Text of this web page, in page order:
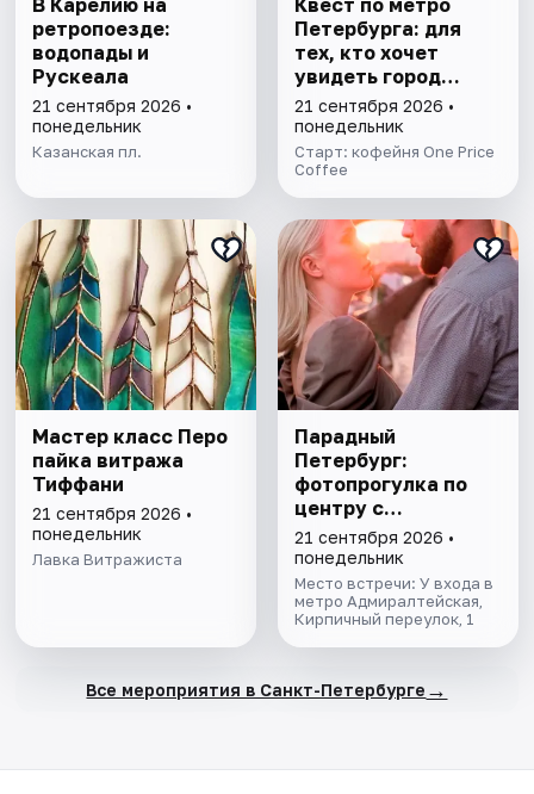
В Карелию на
ретропоезде:
водопады и
Рускеала
21 сентября 2026 •
понедельник
Казанская пл.
Квест по метро
Петербурга: для
тех, кто хочет
увидеть город
иначе
21 сентября 2026 •
понедельник
Старт: кофейня One Price
Coffee
Мастер класс Перо
пайка витража
Тиффани
21 сентября 2026 •
понедельник
Лавка Витражиста
Парадный
Петербург:
фотопрогулка по
центру с
профессиональным
фотографом
21 сентября 2026 •
понедельник
Место встречи: У входа в
метро Адмиралтейская,
Кирпичный переулок, 1
Все мероприятия в Санкт-Петербурге →